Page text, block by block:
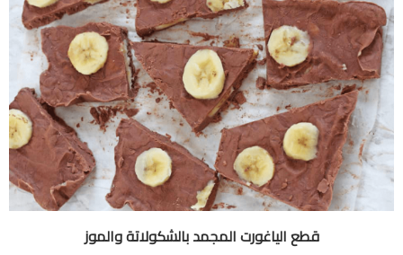
قطع الياغورت المجمد بالشكولاتة والموز